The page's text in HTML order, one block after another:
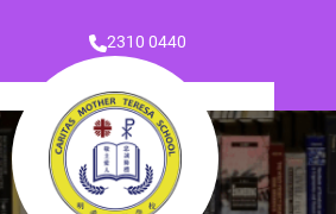
2310 0440